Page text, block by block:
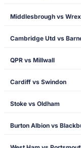
Middlesbrough vs
Cambridge Utd vs
QPR vs Millwall
Cardiff vs Swindon
Stoke vs Oldham
Burton Albion vs